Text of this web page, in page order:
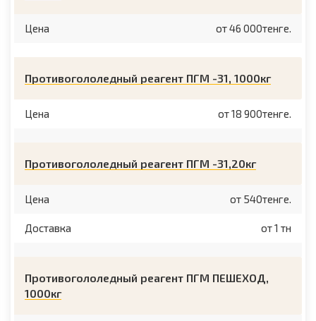
Цена от 46 000тенге.
Противогололедный реагент ПГМ -31, 1000кг
Цена от 18 900тенге.
Противогололедный реагент ПГМ -31,20кг
Цена от 540тенге.
Доставка от 1 тн
Противогололедный реагент ПГМ ПЕШЕХОД,
1000кг